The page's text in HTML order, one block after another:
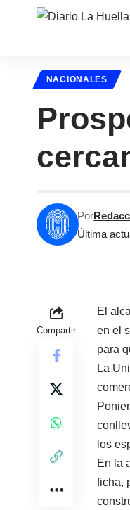
NACIONALES
Última
Por
Compartir
El
en el
para
La
los
En la
ficha,